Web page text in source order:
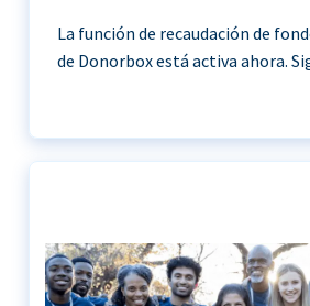
La función de recaudación de
de Donorbox está activa ahora.